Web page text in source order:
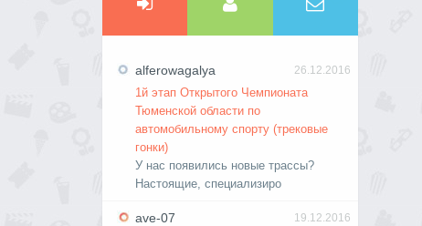
26.12.2016
alferowagalya
1й этап Открытого Чемпионата
Тюменской области по
автомобильному спорту (трековые
гонки)
У нас появились новые трассы?
Настоящие, специализиро
19.12.2016
ave-07